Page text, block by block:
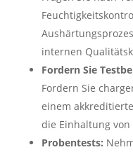
internen
Fordern Sie
Fordern Sie
einem
die Einhaltung von
Probentests: